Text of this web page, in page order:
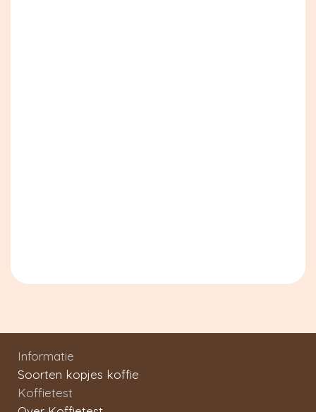
Informatie
Soorten kopjes koffie
Koffietest